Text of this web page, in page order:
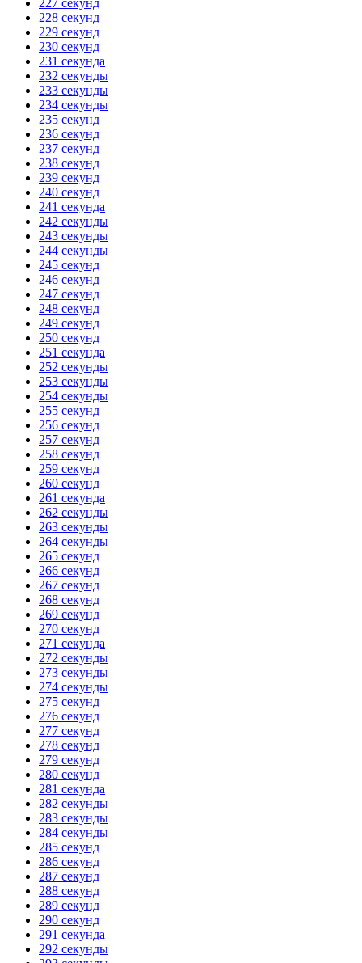
227 секунд
228 секунд
229 секунд
230 секунд
231 секунда
232 секунды
233 секунды
234 секунды
235 секунд
236 секунд
237 секунд
238 секунд
239 секунд
240 секунд
241 секунда
242 секунды
243 секунды
244 секунды
245 секунд
246 секунд
247 секунд
248 секунд
249 секунд
250 секунд
251 секунда
252 секунды
253 секунды
254 секунды
255 секунд
256 секунд
257 секунд
258 секунд
259 секунд
260 секунд
261 секунда
262 секунды
263 секунды
264 секунды
265 секунд
266 секунд
267 секунд
268 секунд
269 секунд
270 секунд
271 секунда
272 секунды
273 секунды
274 секунды
275 секунд
276 секунд
277 секунд
278 секунд
279 секунд
280 секунд
281 секунда
282 секунды
283 секунды
284 секунды
285 секунд
286 секунд
287 секунд
288 секунд
289 секунд
290 секунд
291 секунда
292 секунды